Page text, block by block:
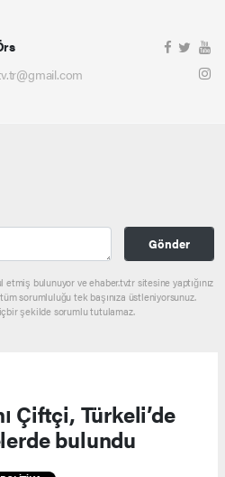
Gönder
etmiş bulunuyor ve ehaber.tv.tr sitesine yaptığınız
sorumluluğu tek başınıza üstleniyorsunuz.
şekilde sorumlu tutulamaz.
Çiftçi, Türkeli’de
bulundu